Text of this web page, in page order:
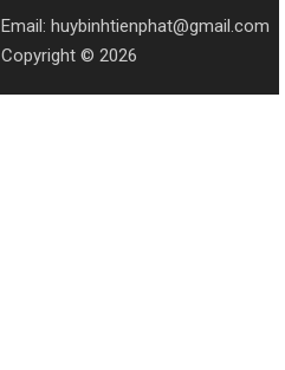
Email: huybinhtienphat@gmail.com
Copyright © 2026